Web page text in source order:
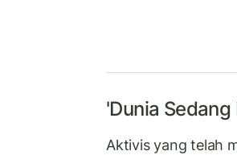
'Dunia
Aktivis yang telah